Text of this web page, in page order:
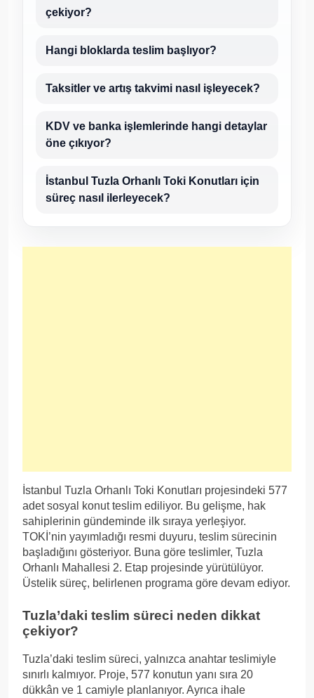
çekiyor?
Hangi bloklarda teslim başlıyor?
Taksitler ve artış takvimi nasıl işleyecek?
KDV ve banka işlemlerinde hangi detaylar
öne çıkıyor?
İstanbul Tuzla Orhanlı Toki Konutları için
süreç nasıl ilerleyecek?
İstanbul Tuzla Orhanlı Toki Konutları projesindeki 577
adet sosyal konut teslim ediliyor. Bu gelişme, hak
sahiplerinin gündeminde ilk sıraya yerleşiyor.
TOKİ’nin yayımladığı resmi duyuru, teslim sürecinin
başladığını gösteriyor. Buna göre teslimler, Tuzla
Orhanlı Mahallesi 2. Etap projesinde yürütülüyor.
Üstelik süreç, belirlenen programa göre devam ediyor.
Tuzla’daki teslim süreci neden dikkat
çekiyor?
Tuzla’daki teslim süreci, yalnızca anahtar teslimiyle
sınırlı kalmıyor. Proje, 577 konutun yanı sıra 20
dükkân ve 1 camiyle planlanıyor. Ayrıca ihale